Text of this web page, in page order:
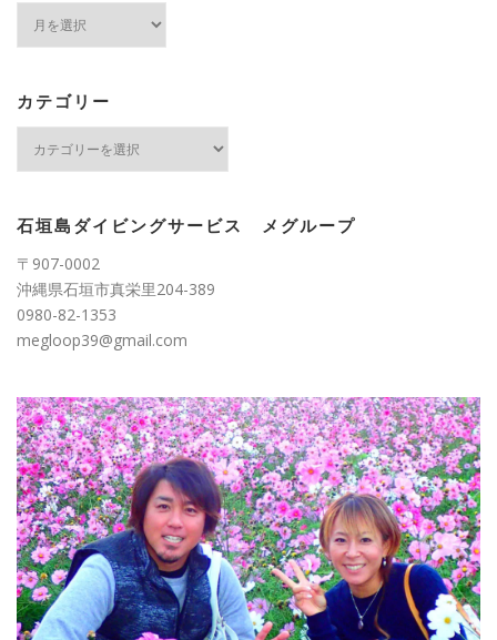
ブ
カテゴリー
ー
石垣島ダイビングサービス メグループ
〒907-0002
沖縄県石垣市真栄里204-389
0980-82-1353
megloop39@gmail.com